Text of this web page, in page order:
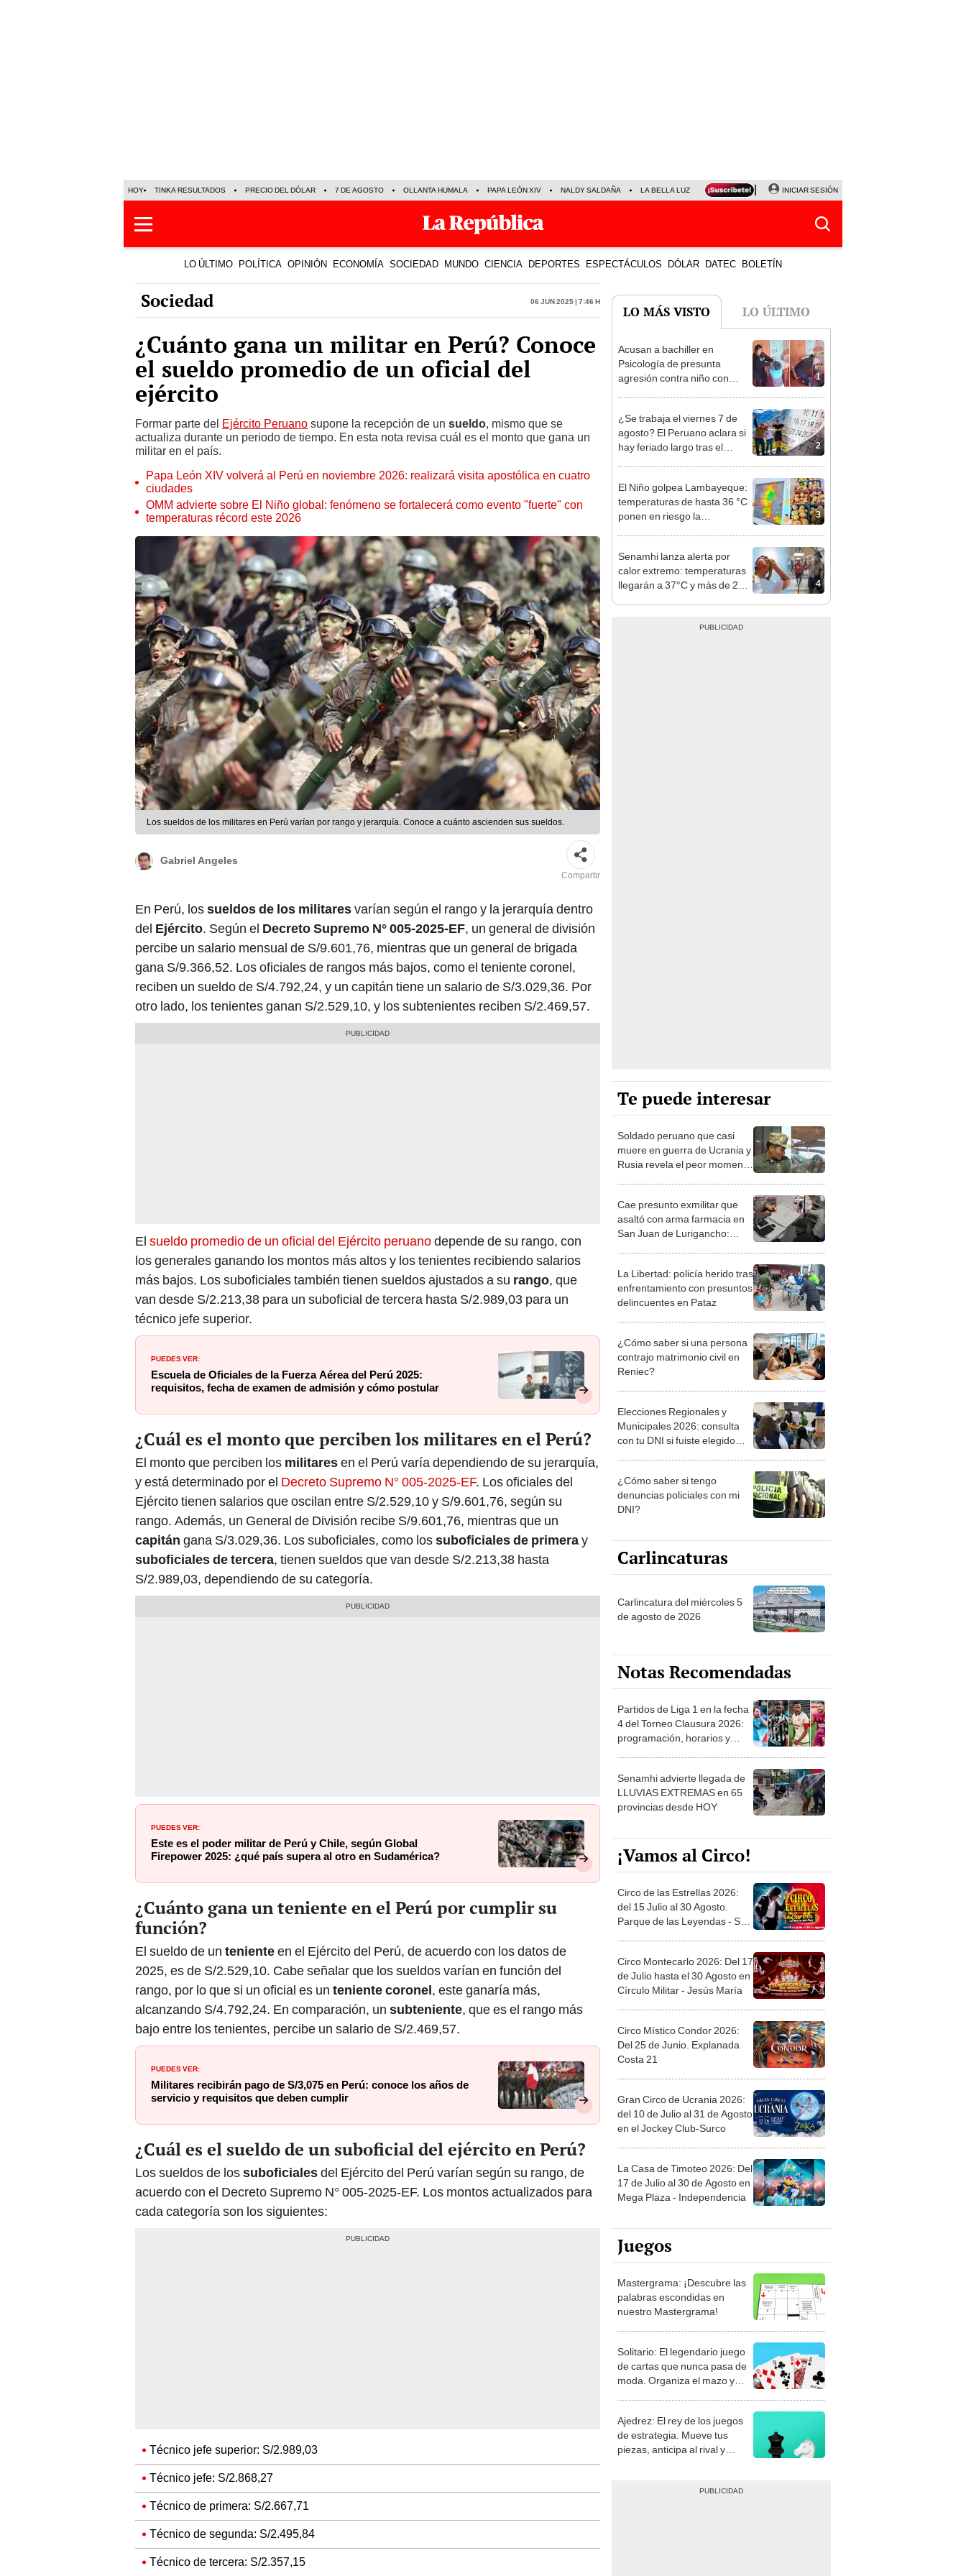
HOY TINKA RESULTADOS PRECIO DEL DÓLAR 7 DE AGOSTO OLLANTA HUMALA PAPA LEÓN XIV NALDY SALDAÑA LA BELLA LUZ MAGALY MEDINA SINUANO RESULTADOS HOY
INICIAR SESIÓN
LO ÚLTIMO POLÍTICA OPINIÓN ECONOMÍA SOCIEDAD MUNDO CIENCIA DEPORTES ESPECTÁCULOS DÓLAR DATEC BOLETÍN
Sociedad 06 Jun 2025 | 7:46 h
¿Cuánto gana un militar en Perú? Conoce
el sueldo promedio de un oficial del
ejército
Formar parte del Ejército Peruano supone la recepción de un sueldo, mismo que se
actualiza durante un periodo de tiempo. En esta nota revisa cuál es el monto que gana un
militar en el país.
Papa León XIV volverá al Perú en noviembre 2026: realizará visita apostólica en cuatro
ciudades
OMM advierte sobre El Niño global: fenómeno se fortalecerá como evento "fuerte" con
temperaturas récord este 2026
Los sueldos de los militares en Perú varían por rango y jerarquía. Conoce a cuánto ascienden sus sueldos.
Gabriel Angeles
Compartir
En Perú, lossueldos de los militaresvarían según el rango y la jerarquía dentro
del Ejército. Según el Decreto Supremo N° 005-2025-EF, un general de división
percibe un salario mensual de S/9.601,76, mientras que un general de brigada
gana S/9.366,52. Los oficiales de rangos más bajos, como el teniente coronel,
reciben un sueldo de S/4.792,24, y un capitán tiene un salario de S/3.029,36. Por
otro lado, los tenientes ganan S/2.529,10, y los subtenientes reciben S/2.469,57.
El sueldo promedio de un oficial del Ejército peruanodepende de su rango, con
los generales ganando los montos más altos y los tenientes recibiendo salarios
más bajos. Los suboficiales también tienen sueldos ajustados a su rango, que
van desde S/2.213,38 para un suboficial de tercera hasta S/2.989,03 para un
técnico jefe superior.
PUEDES VER:
Escuela de Oficiales de la Fuerza Aérea del Perú 2025:
requisitos, fecha de examen de admisión y cómo postular
¿Cuál es el monto que perciben los militares en el Perú?
El monto que perciben los militaresen el Perú varía dependiendo de su jerarquía,
y está determinado por el Decreto Supremo N° 005-2025-EF. Los oficiales del
Ejército tienen salarios que oscilan entre S/2.529,10 y S/9.601,76, según su
rango. Además, un General de División recibe S/9.601,76, mientras que un
capitán gana S/3.029,36. Los suboficiales, como lossuboficiales de primeray
suboficiales de tercera, tienen sueldos que van desde S/2.213,38 hasta
S/2.989,03, dependiendo de su categoría.
PUEDES VER:
Este es el poder militar de Perú y Chile, según Global
Firepower 2025: ¿qué país supera al otro en Sudamérica?
¿Cuánto gana un teniente en el Perú por cumplir su
función?
El sueldo de un tenienteen el Ejército del Perú, de acuerdo con los datos de
2025, es de S/2.529,10. Cabe señalar que los sueldos varían en función del
rango, por lo que si un oficial es un teniente coronel, este ganaría más,
alcanzando S/4.792,24. En comparación, un subteniente, que es el rango más
bajo entre los tenientes, percibe un salario de S/2.469,57.
PUEDES VER:
Militares recibirán pago de S/3,075 en Perú: conoce los años de
servicio y requisitos que deben cumplir
¿Cuál es el sueldo de un suboficial del ejército en Perú?
Los sueldos de lossuboficialesdel Ejército del Perú varían según su rango, de
acuerdo con el Decreto Supremo N° 005-2025-EF. Los montos actualizados para
cada categoría son los siguientes:
Técnico jefe superior: S/2.989,03
Técnico jefe: S/2.868,27
Técnico de primera: S/2.667,71
Técnico de segunda: S/2.495,84
Técnico de tercera: S/2.357,15
LO MÁS VISTO LO ÚLTIMO
1
Acusan a bachiller en
Psicología de presunta
agresión contra niño con
2
¿Se trabaja el viernes 7 de
agosto? El Peruano aclara si
hay feriado largo tras el
3
El Niño golpea Lambayeque:
temperaturas de hasta 36 °C
ponen en riesgo la
4
Senamhi lanza alerta por
calor extremo: temperaturas
llegarán a 37°C y más de 20
Te puede interesar
Soldado peruano que casi
muere en guerra de Ucrania y
Rusia revela el peor momento
Cae presunto exmilitar que
asaltó con arma farmacia en
San Juan de Lurigancho:
La Libertad: policía herido tras
enfrentamiento con presuntos
delincuentes en Pataz
¿Cómo saber si una persona
contrajo matrimonio civil en
Reniec?
Elecciones Regionales y
Municipales 2026: consulta
con tu DNI si fuiste elegido
la ONPE
¿Cómo saber si tengo
denuncias policiales con mi
DNI?
Carlincaturas
Carlincatura del miércoles 5
de agosto de 2026
Notas Recomendadas
Partidos de Liga 1 en la fecha
4 del Torneo Clausura 2026:
programación, horarios y
Senamhi advierte llegada de
LLUVIAS EXTREMAS en 65
provincias desde HOY
¡Vamos al Circo!
Circo de las Estrellas 2026:
del 15 Julio al 30 Agosto.
Parque de las Leyendas - San
Circo Montecarlo 2026: Del 17
de Julio hasta el 30 Agosto en
Círculo Militar - Jesús María
Circo Místico Condor 2026:
Del 25 de Junio. Explanada
Costa 21
Gran Circo de Ucrania 2026:
del 10 de Julio al 31 de Agosto
en el Jockey Club-Surco
La Casa de Timoteo 2026: Del
17 de Julio al 30 de Agosto en
Mega Plaza - Independencia
Juegos
Mastergrama: ¡Descubre las
palabras escondidas en
nuestro Mastergrama!
Solitario: El legendario juego
de cartas que nunca pasa de
moda. Organiza el mazo y
Ajedrez: El rey de los juegos
de estrategia. Mueve tus
piezas, anticipa al rival y